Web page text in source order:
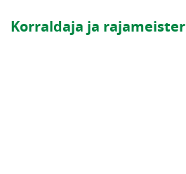
Korraldaja ja rajameister